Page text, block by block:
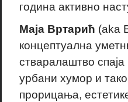
година активно
Маја Вртарић (aka
концептуална
стваралаштво
урбани хумор и
прорицања,